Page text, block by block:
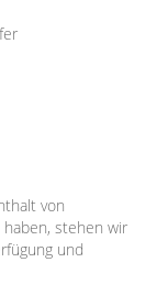
von
haben, stehen wir
und